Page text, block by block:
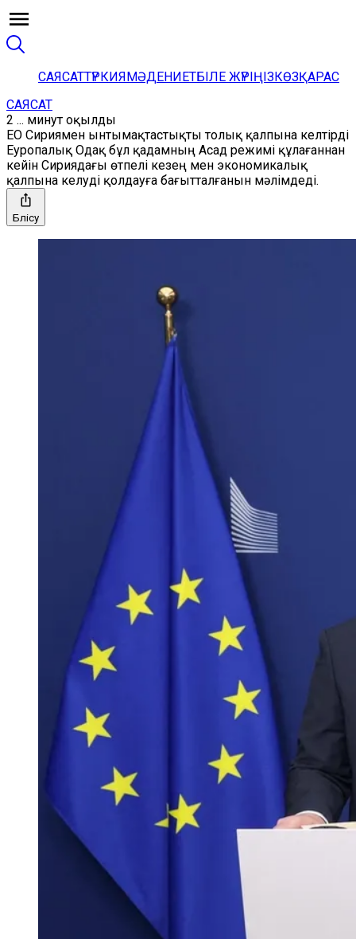
САЯСАТТҮРКИЯМӘДЕНИЕТБІЛЕ ЖҮРІҢІЗКӨЗҚАРАС
САЯСАТ
2 ... минут оқылды
ЕО Сириямен ынтымақтастықты толық қалпына келтірді
Еуропалық Одақ бұл қадамның Асад режимі құлағаннан
кейін Сириядағы өтпелі кезең мен экономикалық
қалпына келуді қолдауға бағытталғанын мәлімдеді.
Бөлісу